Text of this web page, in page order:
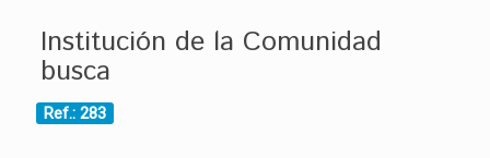
Institución de la Comunidad
busca
Ref.: 283